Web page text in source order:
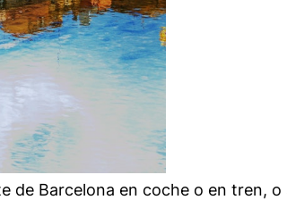
de Barcelona en coche o en tren,